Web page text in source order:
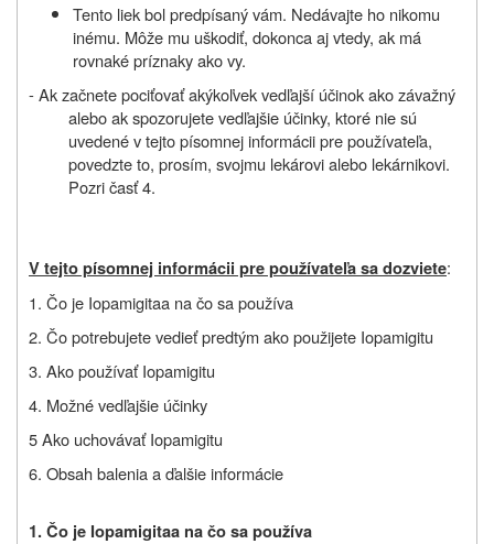
Tento liek bol predpísaný vám. Nedávajte ho nikomu
inému. Môže mu uškodiť, dokonca aj vtedy, ak má
rovnaké príznaky ako vy.
- Ak začnete pociťovať akýkoľvek vedľajší účinok ako závažný
alebo ak spozorujete vedľajšie účinky, ktoré nie sú
uvedené v tejto písomnej informácii pre používateľa,
povedzte to, prosím, svojmu lekárovi alebo lekárnikovi.
Pozri časť 4.
V tejto písomnej informácii pre používateľa sa dozviete:
1. Čo je Iopamigitaa na čo sa používa
2. Čo potrebujete vedieť predtým ako použijete Iopamigitu
3. Ako používať Iopamigitu
4. Možné vedľajšie účinky
5 Ako uchovávať Iopamigitu
6. Obsah balenia a ďalšie informácie
1. Čo je Iopamigitaa na čo sa používa